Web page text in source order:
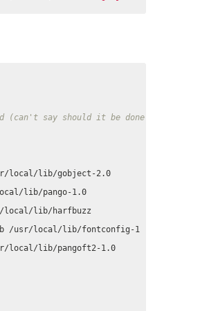
say should it be done by homebrew
local/lib/pangoft2-1.0